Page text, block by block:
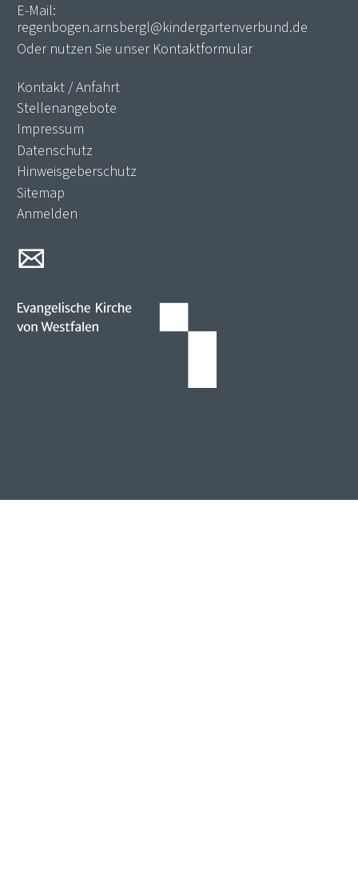
E-Mail:
regenbogen.arnsbergl@kindergartenverbund.de
Oder nutzen Sie unser Kontaktformular
Kontakt / Anfahrt
Stellenangebote
Impressum
Datenschutz
Hinweisgeberschutz
Sitemap
Anmelden